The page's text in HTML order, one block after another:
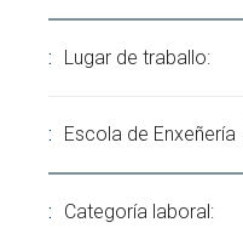
Lugar de traballo:
Escola de
Categoría laboral: